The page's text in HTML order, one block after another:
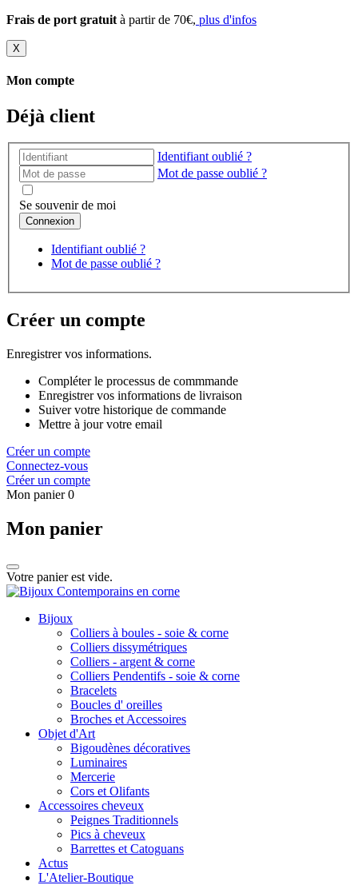
Frais de port gratuit à partir de 70€, plus d'infos
X
Mon compte
Déjà client
Identifiant oublié ?
Mot de passe oublié ?
Se souvenir de moi
Identifiant oublié ?
Mot de passe oublié ?
Créer un compte
Enregistrer vos informations.
Compléter le processus de commmande
Enregistrer vos informations de livraison
Suiver votre historique de commande
Mettre à jour votre email
Créer un compte
Connectez-vous
Créer un compte
Mon panier 0
Mon panier
Votre panier est vide.
Bijoux
Colliers à boules - soie & corne
Colliers dissymétriques
Colliers - argent & corne
Colliers Pendentifs - soie & corne
Bracelets
Boucles d' oreilles
Broches et Accessoires
Objet d'Art
Bigoudènes décoratives
Luminaires
Mercerie
Cors et Olifants
Accessoires cheveux
Peignes Traditionnels
Pics à cheveux
Barrettes et Catoguans
Actus
L'Atelier-Boutique